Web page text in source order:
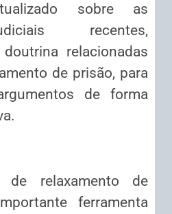
sobre as
recentes,
relacionadas
de prisão, para
de forma
de relaxamento de
ferramenta